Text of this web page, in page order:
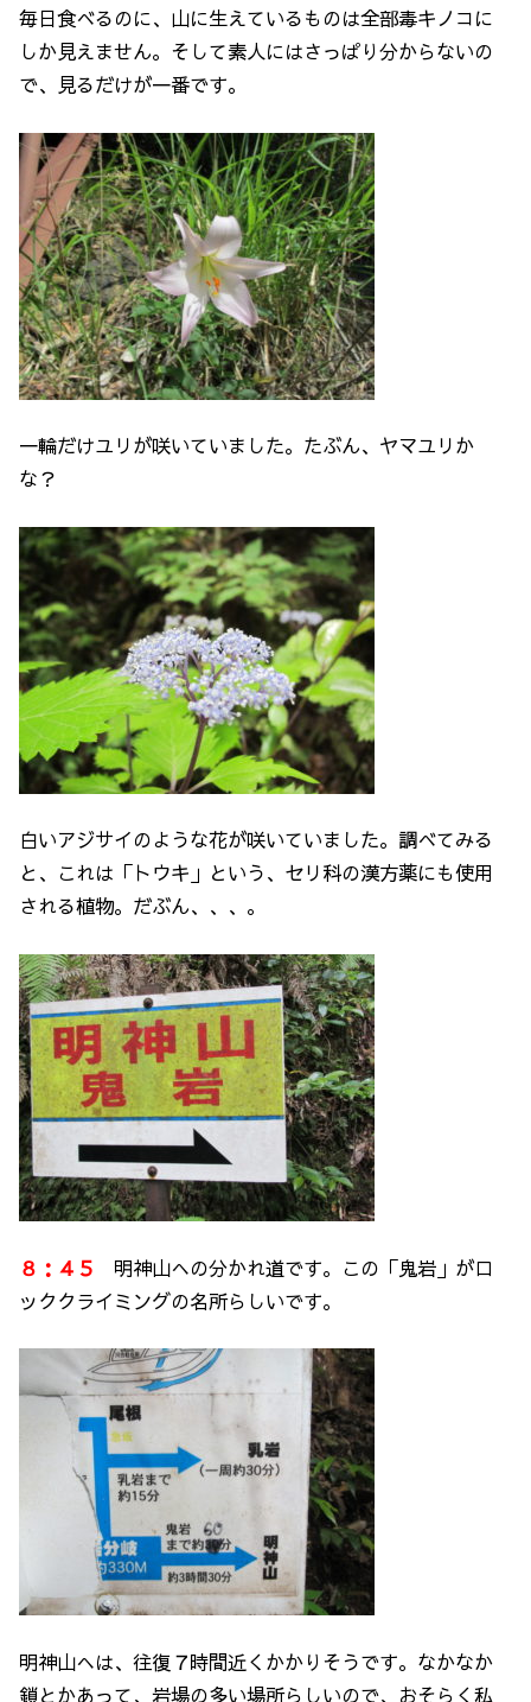
毎日食べるのに、山に生えているものは全部毒キノコに
しか見えません。そして素人にはさっぱり分からないの
で、見るだけが一番です。
一輪だけユリが咲いていました。たぶん、ヤマユリか
な？
白いアジサイのような花が咲いていました。調べてみる
と、これは「トウキ」という、セリ科の漢方薬にも使用
される植物。だぶん、、、。
８：４５
明神山への分かれ道です。この「鬼岩」がロ
ッククライミングの名所らしいです。
明神山へは、往復７時間近くかかりそうです。なかなか
鎖とかあって、岩場の多い場所らしいので、おそらく私